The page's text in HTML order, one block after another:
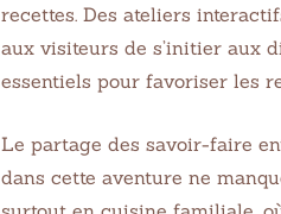
recettes. Des ateliers
aux visiteurs de s’initier aux
essentiels pour favoriser les
Le partage des savoir-faire
dans cette aventure ne